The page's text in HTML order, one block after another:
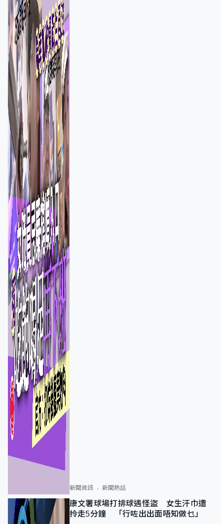
新聞資訊 新聞熱話
康文署球場打排球遇怪盜 女生汗巾遭
拎走5分鐘 「行咗出出面唔知做乜」